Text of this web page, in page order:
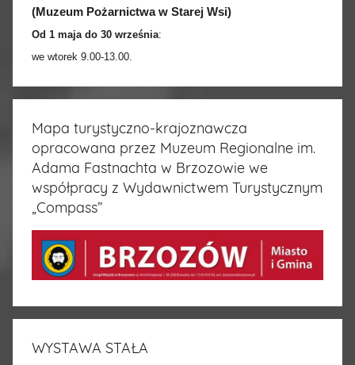
(Muzeum Pożarnictwa w Starej Wsi)
Od 1 maja do 30 września:
we wtorek 9.00-13.00.
Mapa turystyczno-krajoznawcza
opracowana przez Muzeum Regionalne im.
Adama Fastnachta w Brzozowie we
współpracy z Wydawnictwem Turystycznym
„Compass”
WYSTAWA STAŁA